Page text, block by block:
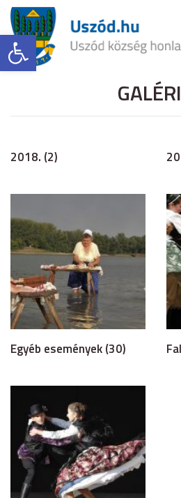
Eszköztár megnyitása
2018. (2)
Egyéb események (30)